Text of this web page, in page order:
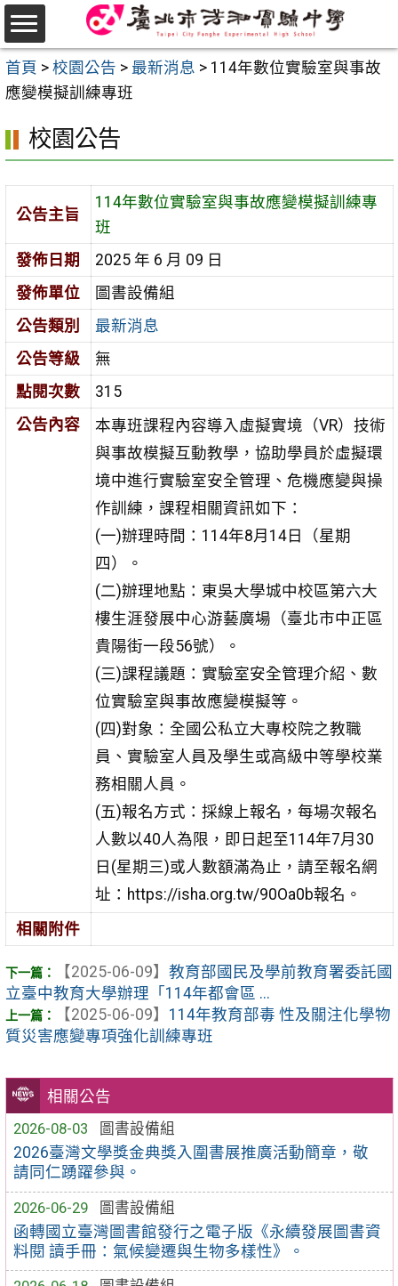
跳
至
主
要
區
首頁 > 校園公告 > 最新消息 > 114年數位實驗室與事故
應變模擬訓練專班
相關公告
2026-08-03
圖書設備組
2026臺灣文學獎金典獎入圍書展推廣活動簡章，敬
請同仁踴躍參與。
2026-06-29
圖書設備組
函轉國立臺灣圖書館發行之電子版《永續發展圖書資
料閱 讀手冊：氣候變遷與生物多樣性》。
校園公告
公告主旨
114年數位實驗室與事故應變模擬訓練專
班
發佈日期
2025 年 6 月 09 日
發佈單位
圖書設備組
公告類別
最新消息
公告等級
無
點閱次數
315
公告內容
本專班課程內容導入虛擬實境（VR）技術
與事故模擬互動教學，協助學員於虛擬環
境中進行實驗室安全管理、危機應變與操
作訓練，課程相關資訊如下：
(一)辦理時間：114年8月14日（星期
四）。
(二)辦理地點：東吳大學城中校區第六大
樓生涯發展中心游藝廣場（臺北市中正區
貴陽街一段56號）。
(三)課程議題：實驗室安全管理介紹、數
位實驗室與事故應變模擬等。
(四)對象：全國公私立大專校院之教職
員、實驗室人員及學生或高級中等學校業
務相關人員。
(五)報名方式：採線上報名，每場次報名
人數以40人為限，即日起至114年7月30
日(星期三)或人數額滿為止，請至報名網
址：https://isha.org.tw/90Oa0b報名。
相關附件
【2025-06-09】 教育部國民及學前教育署委託國
立臺中教育大學辦理「114年都會區 ...
【2025-06-09】 114年教育部毒 性及關注化學物
質災害應變專項強化訓練專班
選
單